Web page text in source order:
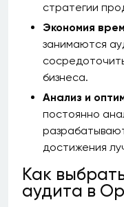
стратегии
Экономия
занимаются
бизнеса.
Анализ и
постоянно
достижения
Как
аудита в